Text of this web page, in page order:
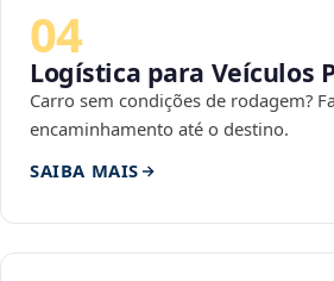
04
Logística para Veículos
Carro sem condições de rodagem?
encaminhamento até o destino.
SAIBA MAIS